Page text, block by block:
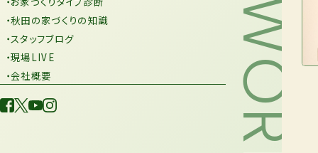
・秋田の家づくりの知識
・スタッフブログ
・現場LIVE
・会社概要